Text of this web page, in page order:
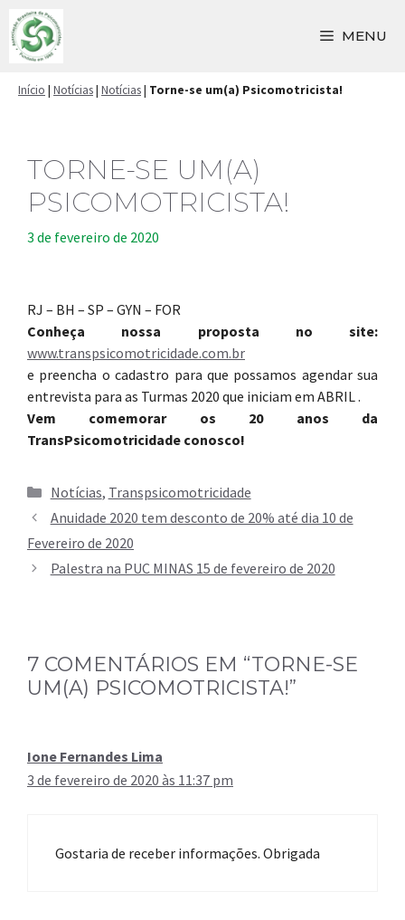
Pular
para
MENU
Início | Notícias| Notícias| Torne-se um(a) Psicomotricista!
TORNE-SE UM(A)
PSICOMOTRICISTA!
3 de fevereiro de 2020
RJ – BH – SP – GYN – FOR
Conheça nossa proposta no site:
www.transpsicomotricidade.com.br
e preencha o cadastro para que possamos agendar sua
entrevista para as Turmas 2020 que iniciam em ABRIL .
Vem comemorar os 20 anos da
TransPsicomotricidade conosco!
Categorias
Notícias, Transpsicomotricidade
Anuidade 2020 tem desconto de 20% até dia 10 de
Fevereiro de 2020
Palestra na PUC MINAS 15 de fevereiro de 2020
7 COMENTÁRIOS EM “TORNE-SE
UM(A) PSICOMOTRICISTA!”
Ione Fernandes Lima
3 de fevereiro de 2020 às 11:37 pm
Gostaria de receber informações. Obrigada